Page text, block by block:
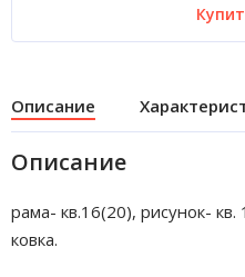
Описание
Описание
рама- кв.16(20), рисунок-
ковка.